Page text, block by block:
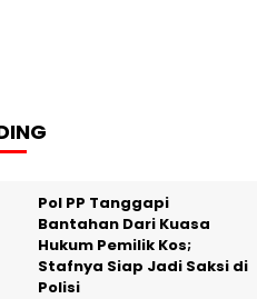
Pol PP Tanggapi
Bantahan Dari Kuasa
Hukum Pemilik Kos;
Stafnya Siap Jadi Saksi di
Polisi